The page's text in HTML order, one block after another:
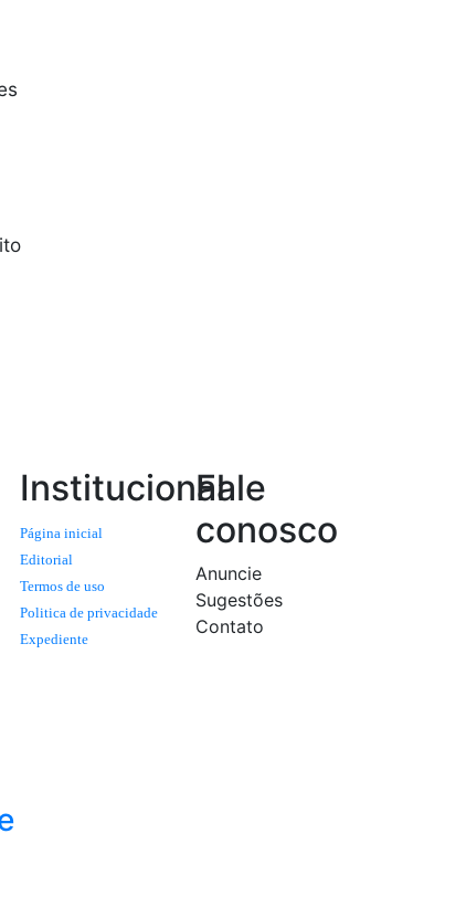
Institucional
Página inicial
Editorial
Termos de uso
Politica de privacidade
Expediente
Fale
conosco
Anuncie
Sugestões
Contato